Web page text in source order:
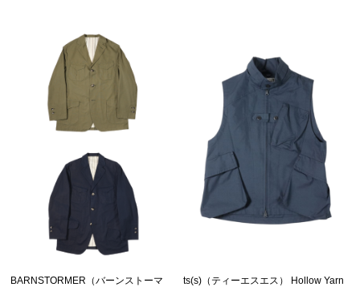
BARNSTORMER（バーンストーマ
ts(s)（ティーエスエス） Hollow Yarn